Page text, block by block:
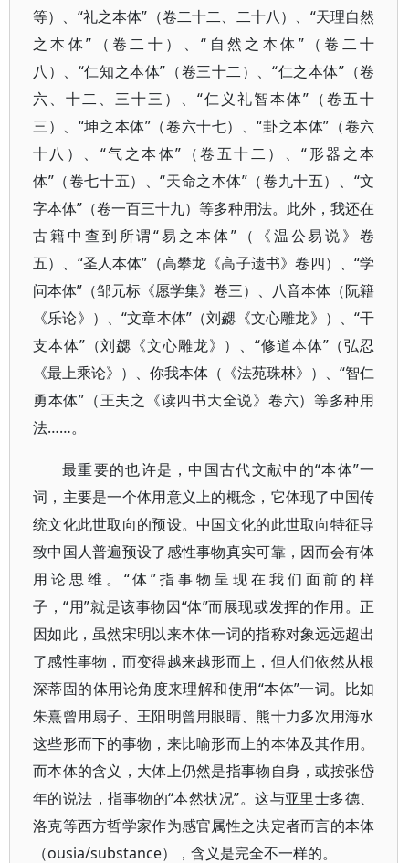
等）、“礼之本体”（卷二十二、二十八）、“天理自然
之本体”（卷二十）、“自然之本体”（卷二十
八）、“仁知之本体”（卷三十二）、“仁之本体”（卷
六、十二、三十三）、“仁义礼智本体”（卷五十
三）、“坤之本体”（卷六十七）、“卦之本体”（卷六
十八）、“气之本体”（卷五十二）、“形器之本
体”（卷七十五）、“天命之本体”（卷九十五）、“文
字本体”（卷一百三十九）等多种用法。此外，我还在
古籍中查到所谓“易之本体”（《温公易说》卷
五）、“圣人本体”（高攀龙《高子遗书》卷四）、“学
问本体”（邹元标《愿学集》卷三）、八音本体（阮籍
《乐论》）、“文章本体”（刘勰《文心雕龙》）、“干
支本体”（刘勰《文心雕龙》）、“修道本体”（弘忍
《最上乘论》）、你我本体（《法苑珠林》）、“智仁
勇本体”（王夫之《读四书大全说》卷六）等多种用
法……。
最重要的也许是，中国古代文献中的“本体”一
词，主要是一个体用意义上的概念，它体现了中国传
统文化此世取向的预设。中国文化的此世取向特征导
致中国人普遍预设了感性事物真实可靠，因而会有体
用论思维。“体”指事物呈现在我们面前的样
子，“用”就是该事物因“体”而展现或发挥的作用。正
因如此，虽然宋明以来本体一词的指称对象远远超出
了感性事物，而变得越来越形而上，但人们依然从根
深蒂固的体用论角度来理解和使用“本体”一词。比如
朱熹曾用扇子、王阳明曾用眼睛、熊十力多次用海水
这些形而下的事物，来比喻形而上的本体及其作用。
而本体的含义，大体上仍然是指事物自身，或按张岱
年的说法，指事物的“本然状况”。这与亚里士多德、
洛克等西方哲学家作为感官属性之决定者而言的本体
（ousia/substance），含义是完全不一样的。